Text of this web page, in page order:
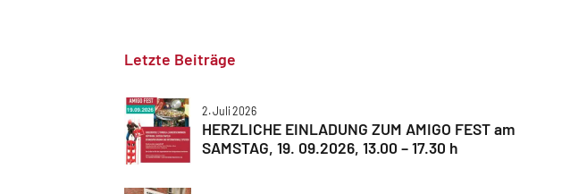
Letzte Beiträge
2. Juli 2026
HERZLICHE EINLADUNG ZUM AMIGO FEST am
SAMSTAG, 19. 09.2026, 13.00 – 17.30 h